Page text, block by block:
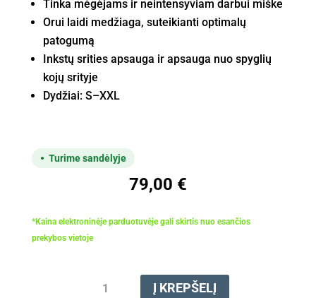
Tinka mėgėjams ir neintensyviam darbui miške
Orui laidi medžiaga, suteikianti optimalų
patogumą
Inkstų srities apsauga ir apsauga nuo spyglių
kojų srityje
Dydžiai: S–XXL
Turime sandėlyje
79,00 €
*Kaina elektroninėje parduotuvėje gali skirtis nuo esančios
prekybos vietoje
kiekis:
Į KREPŠELĮ